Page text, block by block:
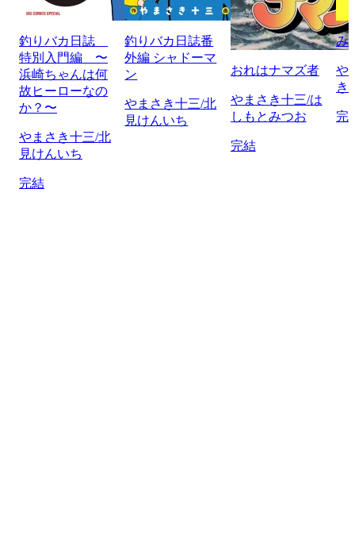
釣りバカ日誌
特別入門編 〜
浜崎ちゃんは何
故ヒーローなの
か？〜
やまさき十三/北
見けんいち
完結
釣りバカ日誌番
外編 シャドーマ
ン
やまさき十三/北
見けんいち
おれはナマズ者
やまさき十三/は
しもとみつお
完結
み
や
き
完